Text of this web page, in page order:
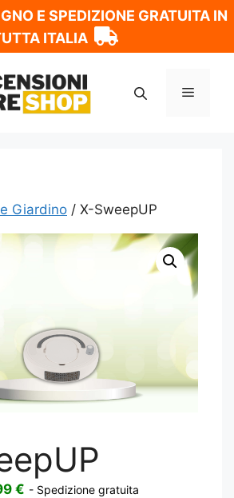
E SPEDIZIONE GRATUITA IN
ITALIA
Menu
Giardino / X-SweepUP
€ Il- Spedizione gratuita